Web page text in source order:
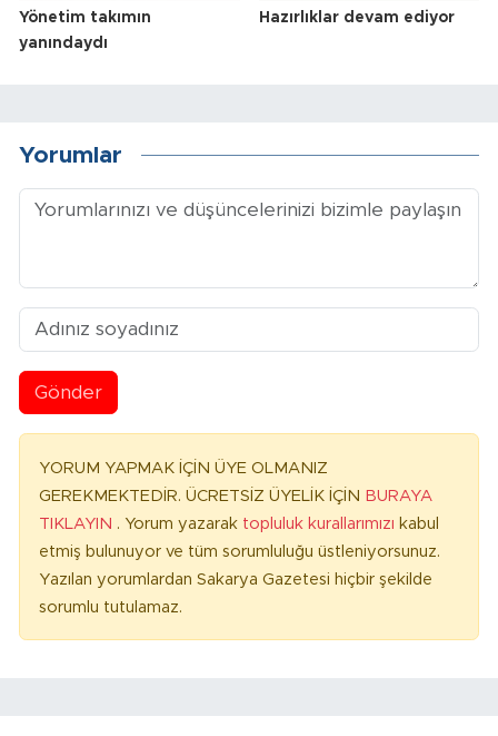
Yönetim takımın
yanındaydı
Hazırlıklar devam ediyor
Yorumlar
Gönder
YORUM YAPMAK İÇİN ÜYE OLMANIZ
GEREKMEKTEDİR. ÜCRETSİZ ÜYELİK İÇİN BURAYA
TIKLAYIN . Yorum yazarak topluluk kurallarımızı kabul
etmiş bulunuyor ve tüm sorumluluğu üstleniyorsunuz.
Yazılan yorumlardan Sakarya Gazetesi hiçbir şekilde
sorumlu tutulamaz.